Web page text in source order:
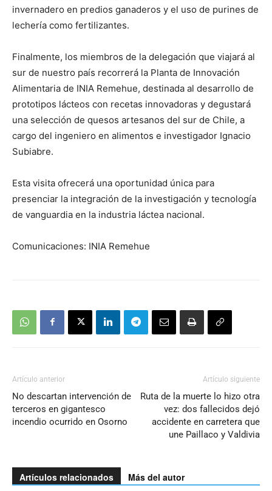
invernadero en predios ganaderos y el uso de purines de
lechería como fertilizantes.
Finalmente, los miembros de la delegación que viajará al
sur de nuestro país recorrerá la Planta de Innovación
Alimentaria de INIA Remehue, destinada al desarrollo de
prototipos lácteos con recetas innovadoras y degustará
una selección de quesos artesanos del sur de Chile, a
cargo del ingeniero en alimentos e investigador Ignacio
Subiabre.
Esta visita ofrecerá una oportunidad única para
presenciar la integración de la investigación y tecnología
de vanguardia en la industria láctea nacional.
Comunicaciones: INIA Remehue
Artículo anterior
No descartan intervención de
terceros en gigantesco
incendio ocurrido en Osorno
Artículo siguiente
Ruta de la muerte lo hizo otra
vez: dos fallecidos dejó
accidente en carretera que
une Paillaco y Valdivia
Artículos relacionados Más del autor